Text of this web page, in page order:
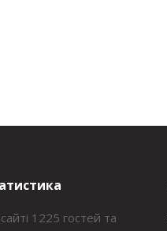
1225 гостей та